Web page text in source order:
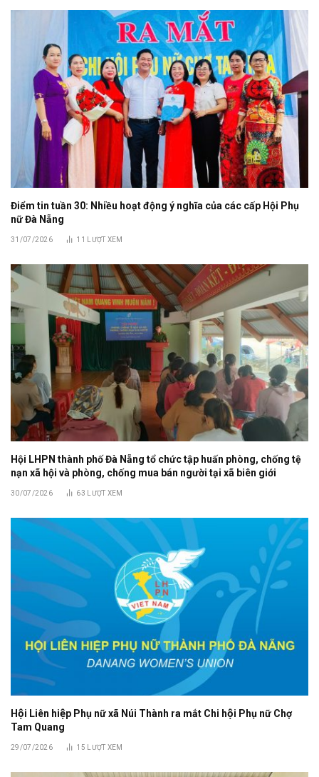
Điểm tin tuần 30: Nhiều hoạt động ý nghĩa của các cấp Hội Phụ
nữ Đà Nẵng
31/07/2026 11 LƯỢT XEM
Hội LHPN thành phố Đà Nẵng tổ chức tập huấn phòng, chống tệ
nạn xã hội và phòng, chống mua bán người tại xã biên giới
30/07/2026 63 LƯỢT XEM
Hội Liên hiệp Phụ nữ xã Núi Thành ra mắt Chi hội Phụ nữ Chợ
Tam Quang
29/07/2026 15 LƯỢT XEM